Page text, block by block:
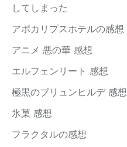
してしまった
アポカリプスホテルの感想
アニメ 悪の華 感想
エルフェンリート 感想
極黒のブリュンヒルデ 感想
氷菓 感想
フラクタルの感想